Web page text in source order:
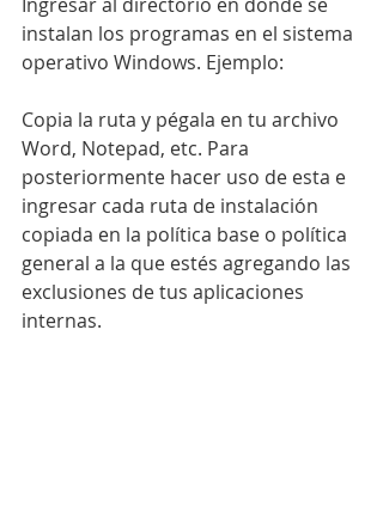
instalan los programas en el sistema
operativo Windows. Ejemplo:
Copia la ruta y pégala en tu archivo
Word, Notepad, etc. Para
posteriormente hacer uso de esta e
ingresar cada ruta de instalación
copiada en la política base o política
general a la que estés agregando las
exclusiones de tus aplicaciones
internas.